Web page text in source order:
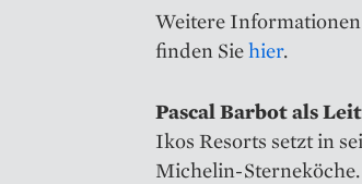
Weitere
finden Siehier.
Pascal Barbot als
Ikos Resorts setzt in
Michelin-